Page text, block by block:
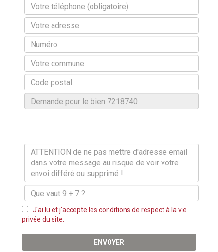
J'ai lu et j'accepte les conditions de respect à la vie
privée du site.
ENVOYER